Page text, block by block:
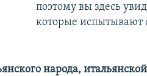
поэтому вы здесь
которые
народа,